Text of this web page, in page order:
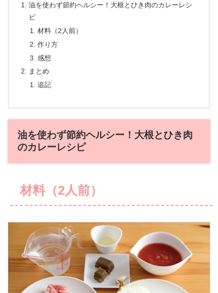
油を使わず節約ヘルシー！大根とひき肉のカレーレシ
ピ
材料（2人前）
作り方
感想
まとめ
追記
油を使わず節約ヘルシー！大根とひき肉
のカレーレシピ
材料（2人前）